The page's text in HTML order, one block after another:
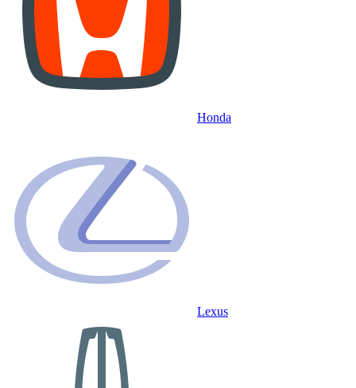
Honda
Lexus